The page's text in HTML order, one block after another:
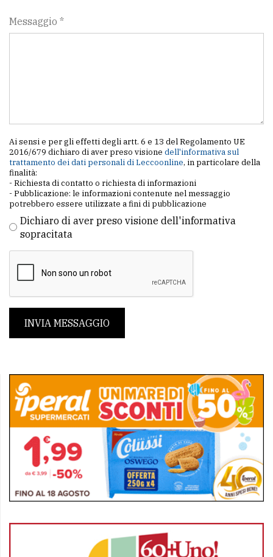
Messaggio *
Ai sensi e per gli effetti degli artt. 6 e 13 del Regolamento UE
2016/679 dichiaro di aver preso visione dell'informativa sul
trattamento dei dati personali di Leccoonline, in particolare della
finalità:
- Richiesta di contatto o richiesta di informazioni
- Pubblicazione: le informazioni contenute nel messaggio
potrebbero essere utilizzate a fini di pubblicazione
Dichiaro di aver preso visione dell'informativa
sopracitata
INVIA MESSAGGIO